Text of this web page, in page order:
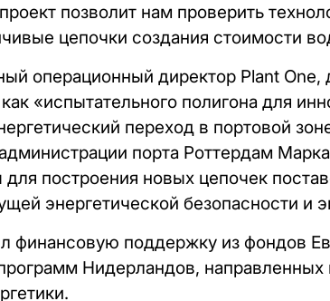
позволит нам проверить
цепочки создания стоимости
операционный директор Plant One,
«испытательного полигона для
переход в портовой
порта Роттердам
построения новых цепочек
энергетической безопасности и
финансовую поддержку из фондов
Нидерландов,